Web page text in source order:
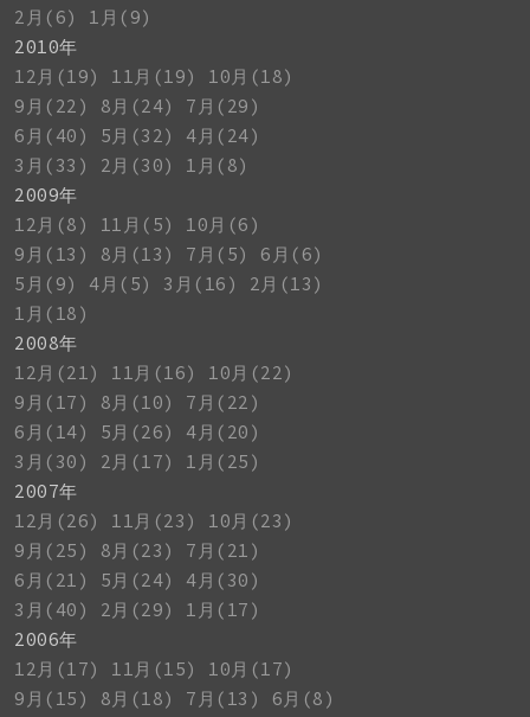
2月(6)
1月(9)
2010年
12月(19)
11月(19)
10月(18)
9月(22)
8月(24)
7月(29)
6月(40)
5月(32)
4月(24)
3月(33)
2月(30)
1月(8)
2009年
12月(8)
11月(5)
10月(6)
9月(13)
8月(13) 7月(5)
6月(6)
5月(9)
4月(5) 3月(16)
2月(13)
1月(18)
2008年
12月(21)
11月(16)
10月(22)
9月(17)
8月(10)
7月(22)
6月(14)
5月(26)
4月(20)
3月(30)
2月(17)
1月(25)
2007年
12月(26)
11月(23)
10月(23)
9月(25)
8月(23)
7月(21)
6月(21)
5月(24)
4月(30)
3月(40)
2月(29)
1月(17)
2006年
12月(17)
11月(15)
10月(17)
9月(15)
8月(18) 7月(13) 6月(8)